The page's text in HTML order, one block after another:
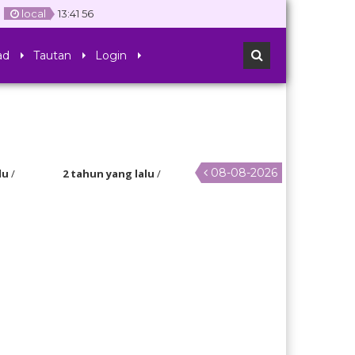
local 13:41 56
Tautan Login
08-08-2026
2 tahun yang lalu/